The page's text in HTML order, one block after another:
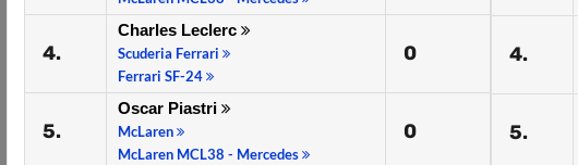
4.
Charles Leclerc
Scuderia Ferrari
Ferrari SF-24
0
5.
Oscar Piastri
McLaren
McLaren MCL38 - Mercedes
0
4.
5.